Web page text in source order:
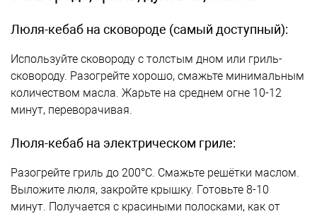
Люля-кебаб на сковороде (самый доступный):
Используйте сковороду с толстым дном или гриль-
сковороду. Разогрейте хорошо, смажьте минимальным
количеством масла. Жарьте на среднем огне 10-12
минут, переворачивая.
Люля-кебаб на электрическом гриле:
Разогрейте гриль до 200°C. Смажьте решётки маслом.
Выложите люля, закройте крышку. Готовьте 8-10
минут. Получается с красиными полосками, как от